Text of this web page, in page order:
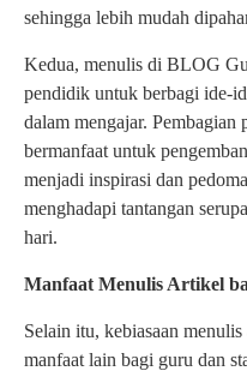
sehingga lebih mudah
Kedua, menulis di BLOG
pendidik untuk berbagi ide-
dalam mengajar. Pembagian
bermanfaat untuk
menjadi inspirasi dan
menghadapi tantangan
hari.
Manfaat Menulis Artikel
Selain itu, kebiasaan
manfaat lain bagi guru dan